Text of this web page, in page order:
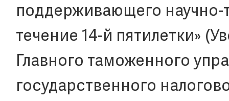
поддерживающего научно-
течение 14-й пятилетки»
Главного таможенного
государственного